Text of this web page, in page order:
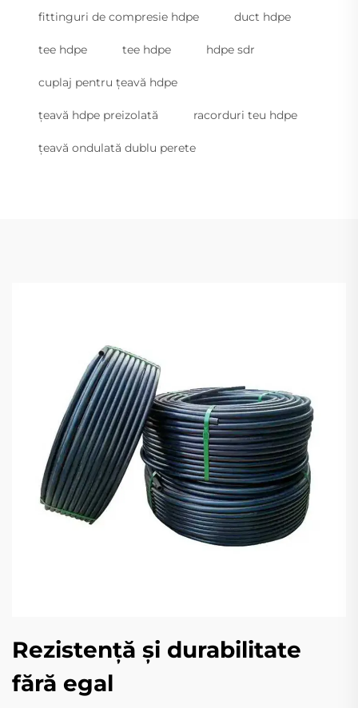
fittinguri de compresie hdpe duct hdpe
tee hdpe tee hdpe hdpe sdr
cuplaj pentru țeavă hdpe
țeavă hdpe preizolată racorduri teu hdpe
țeavă ondulată dublu perete
Rezistență și durabilitate
fără egal